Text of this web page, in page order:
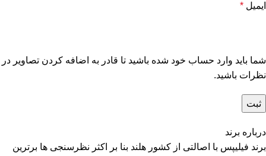
ایمیل *
شما باید وارد حساب خود شده باشید تا قادر به اضافه کردن تصاویر در
نظرات باشید.
درباره برند
برند فیلیپس با اصالتی از کشور هلند بنا بر اکثر نظرسنجی ها برترین